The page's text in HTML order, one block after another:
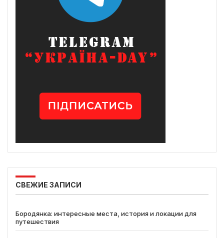
СВЕЖИЕ ЗАПИСИ
Бородянка: интересные места, история и локации для
путешествия